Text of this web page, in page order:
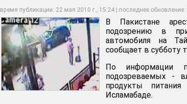
время публикации: 22 мая 2010 г., 15:24 | последнее
RTV International
В Пакистане
подозрению в
автомобиля на
сообщает в субботу
По информации
подозреваемых -
продукты
Исламабаде.